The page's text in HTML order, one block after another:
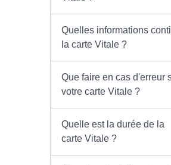
Quelles informations
la carte Vitale ?
Que faire en cas d'erreur
votre carte Vitale ?
Quelle est la durée de la
carte Vitale ?